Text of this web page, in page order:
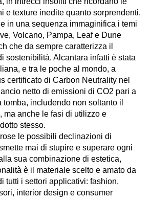
e texture inedite quanto sorprendenti.
in una sequenza immaginifica i temi
Volcano, Pampa, Leaf e Dune
che da sempre caratterizza il
sostenibilità. Alcantara infatti è stata
e tra le poche al mondo, a
certificato di Carbon Neutrality nel
netto di emissioni di CO2 pari a
includendo non soltanto il
ma anche le fasi di utilizzo e
stesso.
le possibili declinazioni di
mai di stupire e superare ogni
sua combinazione di estetica,
è il materiale scelto e amato da
tutti i settori applicativi: fashion,
interior design e consumer